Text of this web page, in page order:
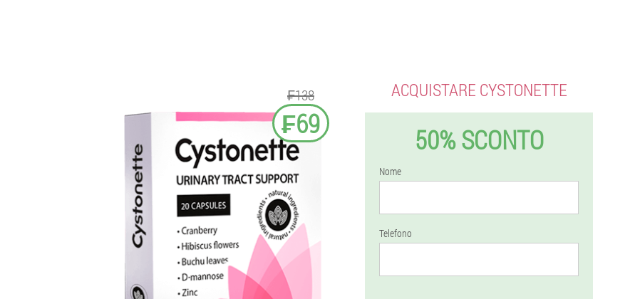
₣138
₣69
ACQUISTARE CYSTONETTE
50% SCONTO
Nome
Telefono